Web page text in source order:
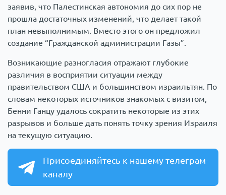
заявив, что Палестинская автономия до сих пор не
прошла достаточных изменений, что делает такой
план невыполнимым. Вместо этого он предложил
создание “Гражданской администрации Газы”.
Возникающие разногласия отражают глубокие
различия в восприятии ситуации между
правительством США и большинством израильтян. По
словам некоторых источников знакомых с визитом,
Бенни Ганцу удалось сократить некоторые из этих
разрывов и больше дать понять точку зрения Израиля
на текущую ситуацию.
Присоединяйтесь к нашему телеграм-
каналу